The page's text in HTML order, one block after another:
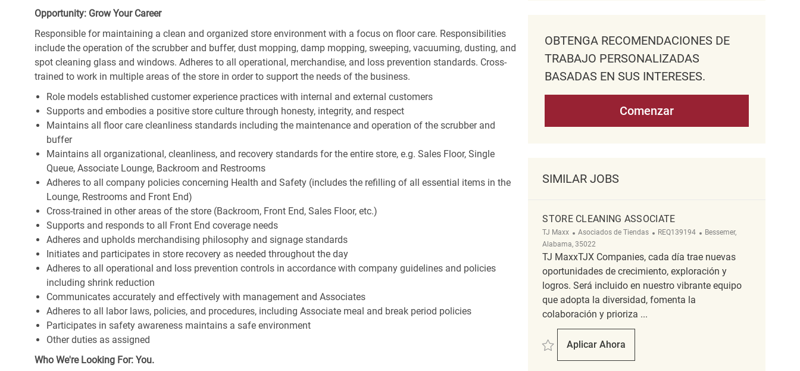
Opportunity: Grow Your Career
Responsible for maintaining a clean and organized store environment with a focus on floor care. Responsibilities
include the operation of the scrubber and buffer, dust mopping, damp mopping, sweeping, vacuuming, dusting, and
spot cleaning glass and windows. Adheres to all operational, merchandise, and loss prevention standards. Cross-
trained to work in multiple areas of the store in order to support the needs of the business.
Role models established customer experience practices with internal and external customers
Supports and embodies a positive store culture through honesty, integrity, and respect
Maintains all floor care cleanliness standards including the maintenance and operation of the scrubber and
buffer
Maintains all organizational, cleanliness, and recovery standards for the entire store, e.g. Sales Floor, Single
Queue, Associate Lounge, Backroom and Restrooms
Adheres to all company policies concerning Health and Safety (includes the refilling of all essential items in the
Lounge, Restrooms and Front End)
Cross-trained in other areas of the store (Backroom, Front End, Sales Floor, etc.)
Supports and responds to all Front End coverage needs
Adheres and upholds merchandising philosophy and signage standards
Initiates and participates in store recovery as needed throughout the day
Adheres to all operational and loss prevention controls in accordance with company guidelines and policies
including shrink reduction
Communicates accurately and effectively with management and Associates
Adheres to all labor laws, policies, and procedures, including Associate meal and break period policies
Participates in safety awareness maintains a safe environment
Other duties as assigned
Who We're Looking For: You.
OBTENGA RECOMENDACIONES DE
TRABAJO PERSONALIZADAS
BASADAS EN SUS INTERESES.
Comenzar
SIMILAR JOBS
STORE CLEANING ASSOCIATE
TJ Maxx Categoría
Asociados de Tiendas ReqId
REQ139194 Ubicación
Bessemer,
Alabama, 35022
TJ MaxxTJX Companies, cada día trae nuevas
oportunidades de crecimiento, exploración y
logros. Será incluido en nuestro vibrante equipo
que adopta la diversidad, fomenta la
colaboración y prioriza ...
Salvar Store Cleaning Associate REQ139194
Aplicar Ahora
Store Cleaning Associate